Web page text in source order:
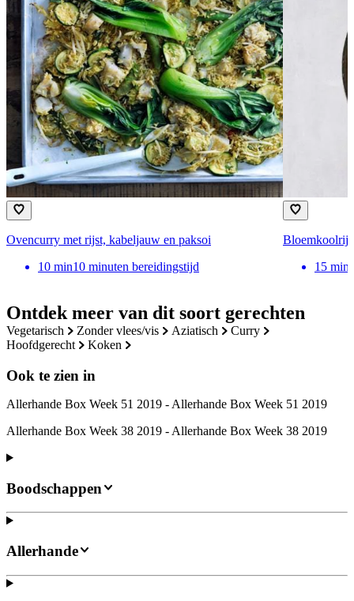
Ontdek meer van dit soort gerechten
vegetarisch zonder vlees/vis aziatisch
curry
hoofdgerecht
koken
Ook te zien in
Allerhande Box Week 51 2019 - Allerhande Box Week 51 2019
Allerhande Box Week 38 2019 - Allerhande Box Week 38 2019
Ovencurry met rijst, kabeljauw en paksoi
10 min10 minuten bereidingstijd
15 min
Boodschappen
Allerhande